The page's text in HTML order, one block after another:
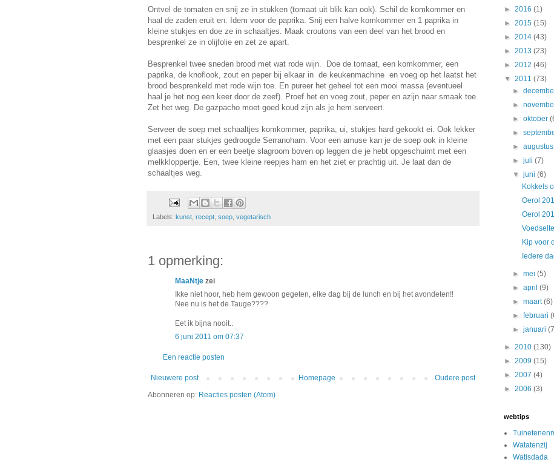
Ontvel de tomaten en snij ze in stukken (tomaat uit blik kan ook). Schil de komkommer en
haal de zaden eruit en. Idem voor de paprika. Snij een halve komkommer en 1 paprika in
kleine stukjes en doe ze in schaaltjes. Maak croutons van een deel van het brood en
besprenkel ze in olijfolie en zet ze apart.
Besprenkel twee sneden brood met wat rode wijn. Doe de tomaat, een komkommer, een
paprika, de knoflook, zout en peper bij elkaar in de keukenmachine en voeg op het laatst het
brood besprenkeld met rode wijn toe. En pureer het geheel tot een mooi massa (eventueel
haal je het nog een keer door de zeef). Proef het en voeg zout, peper en azijn naar smaak toe.
Zet het weg. De gazpacho moet goed koud zijn als je hem serveert.
Serveer de soep met schaaltjes komkommer, paprika, ui, stukjes hard gekookt ei. Ook lekker
met een paar stukjes gedroogde Serranoham. Voor een amuse kan je de soep ook in kleine
glaasjes doen en er een beetje slagroom boven op leggen die je hebt opgeschuimt met een
melkkloppertje. Een, twee kleine reepjes ham en het ziet er prachtig uit. Je laat dan de
schaaltjes weg.
Labels: kunst recept soep vegetarisch
1 opmerking:
MaaNtje zei
Ikke niet hoor, heb hem gewoon gegeten, elke dag bij de lunch en bij het avondeten!!
Nee nu is het de Tauge????
Eet ik bijna nooit..
6 juni 2011 om 07:37
Een reactie posten
Nieuwere post Oudere post
Homepage
Abonneren op: Reacties posten (Atom)
► 2016 (1)
► 2015 (15)
► 2014 (43)
► 2013 (23)
► 2012 (46)
▼ 2011 (73)
►
►
►oktober
►
►
►juli(7)
▼juni(6)
Kokkels
Oerol
Oerol
Kip voor
Iedere
►mei(5)
►april(9)
►maart(6)
►februari
►januari
► 2010 (130)
► 2009 (15)
► 2007 (4)
► 2006 (3)
webtips
Watatenzij
Watisdada